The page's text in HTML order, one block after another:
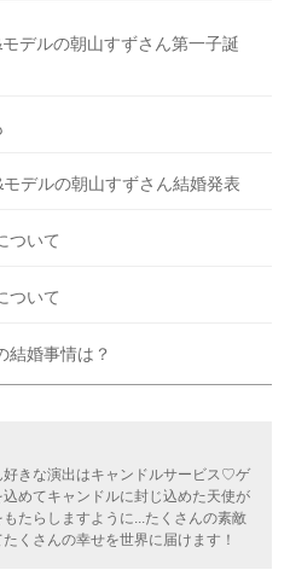
デルの朝山すずさん第一子誕
デルの朝山すずさん結婚発表
ついて
ついて
結婚事情は？
好きな演出はキャンドルサービス♡ゲ
込めてキャンドルに封じ込めた天使が
たらしますように...たくさんの素敵
くさんの幸せを世界に届けます！